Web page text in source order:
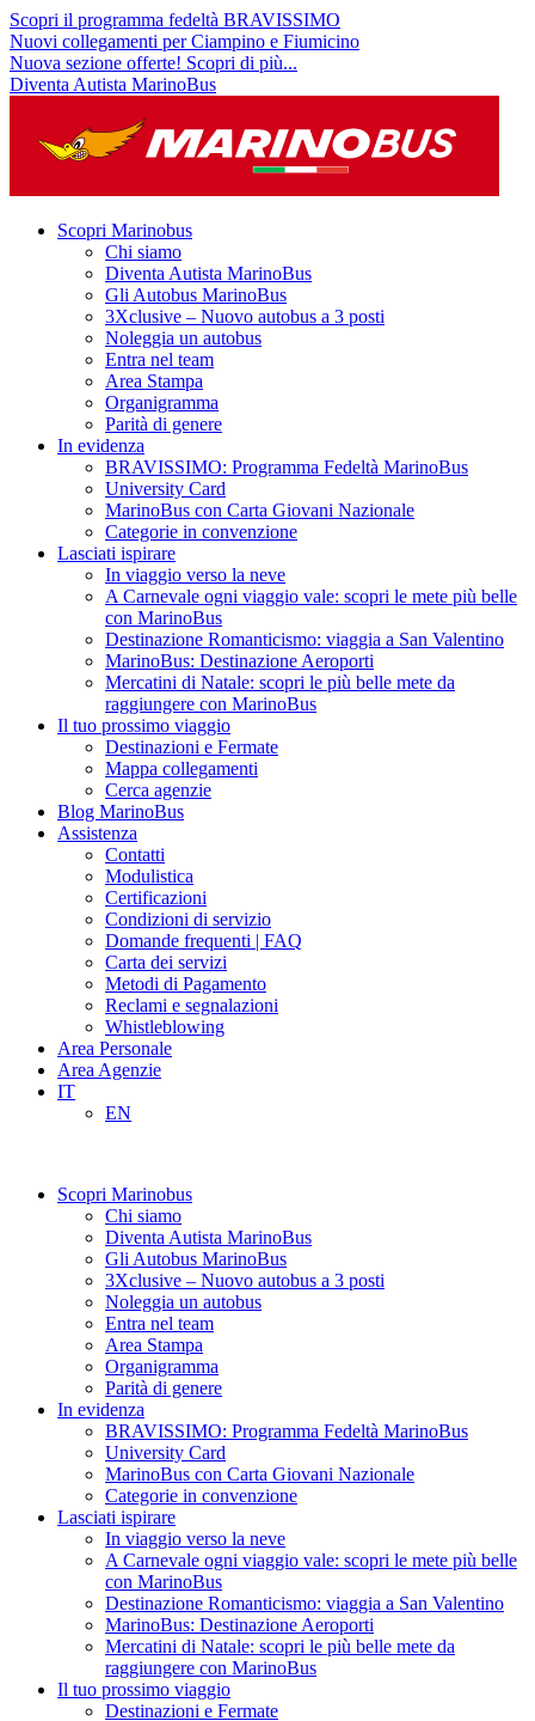
Scopri il programma fedeltà BRAVISSIMO
Nuovi collegamenti per Ciampino e Fiumicino
Nuova sezione offerte! Scopri di più...
Diventa Autista MarinoBus
Scopri Marinobus
Chi siamo
Diventa Autista MarinoBus
Gli Autobus MarinoBus
3Xclusive – Nuovo autobus a 3 posti
Noleggia un autobus
Entra nel team
Area Stampa
Organigramma
Parità di genere
In evidenza
BRAVISSIMO: Programma Fedeltà MarinoBus
University Card
MarinoBus con Carta Giovani Nazionale
Categorie in convenzione
Lasciati ispirare
In viaggio verso la neve
A Carnevale ogni viaggio vale: scopri le mete più belle
con MarinoBus
Destinazione Romanticismo: viaggia a San Valentino
MarinoBus: Destinazione Aeroporti
Mercatini di Natale: scopri le più belle mete da
raggiungere con MarinoBus
Il tuo prossimo viaggio
Destinazioni e Fermate
Mappa collegamenti
Cerca agenzie
Blog MarinoBus
Assistenza
Contatti
Modulistica
Certificazioni
Condizioni di servizio
Domande frequenti | FAQ
Carta dei servizi
Metodi di Pagamento
Reclami e segnalazioni
Whistleblowing
Area Personale
Area Agenzie
IT
EN
Scopri Marinobus
Chi siamo
Diventa Autista MarinoBus
Gli Autobus MarinoBus
3Xclusive – Nuovo autobus a 3 posti
Noleggia un autobus
Entra nel team
Area Stampa
Organigramma
Parità di genere
In evidenza
BRAVISSIMO: Programma Fedeltà MarinoBus
University Card
MarinoBus con Carta Giovani Nazionale
Categorie in convenzione
Lasciati ispirare
In viaggio verso la neve
A Carnevale ogni viaggio vale: scopri le mete più belle
con MarinoBus
Destinazione Romanticismo: viaggia a San Valentino
MarinoBus: Destinazione Aeroporti
Mercatini di Natale: scopri le più belle mete da
raggiungere con MarinoBus
Il tuo prossimo viaggio
Destinazioni e Fermate